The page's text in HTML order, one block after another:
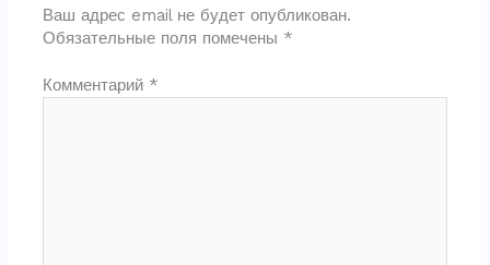
Ваш адрес email не будет опубликован.
Обязательные поля помечены *
Комментарий *